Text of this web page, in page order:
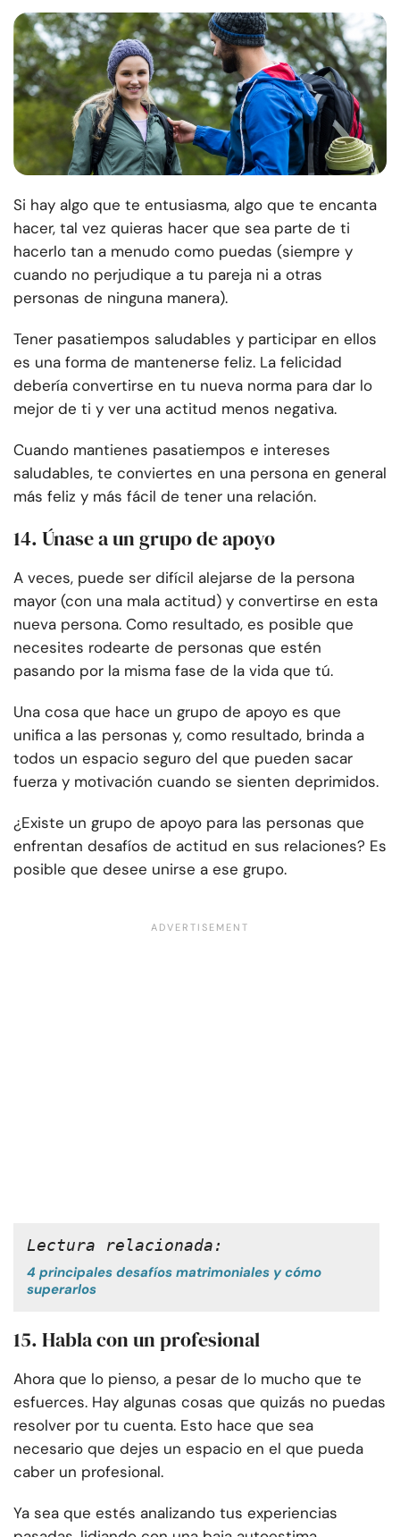
Si hay algo que te entusiasma, algo que te encanta
hacer, tal vez quieras hacer que sea parte de ti
hacerlo tan a menudo como puedas (siempre y
cuando no perjudique a tu pareja ni a otras
personas de ninguna manera).
Tener pasatiempos saludables y participar en ellos
es una forma de mantenerse feliz. La felicidad
debería convertirse en tu nueva norma para dar lo
mejor de ti y ver una actitud menos negativa.
Cuando mantienes pasatiempos e intereses
saludables, te conviertes en una persona en general
más feliz y más fácil de tener una relación.
14. Únase a un grupo de apoyo
A veces, puede ser difícil alejarse de la persona
mayor (con una mala actitud) y convertirse en esta
nueva persona. Como resultado, es posible que
necesites rodearte de personas que estén
pasando por la misma fase de la vida que tú.
Una cosa que hace un grupo de apoyo es que
unifica a las personas y, como resultado, brinda a
todos un espacio seguro del que pueden sacar
fuerza y motivación cuando se sienten deprimidos.
¿Existe un grupo de apoyo para las personas que
enfrentan desafíos de actitud en sus relaciones? Es
posible que desee unirse a ese grupo.
Lectura relacionada:
4 principales desafíos matrimoniales y cómo
superarlos
15. Habla con un profesional
Ahora que lo pienso, a pesar de lo mucho que te
esfuerces. Hay algunas cosas que quizás no puedas
resolver por tu cuenta. Esto hace que sea
necesario que dejes un espacio en el que pueda
caber un profesional.
Ya sea que estés analizando tus experiencias